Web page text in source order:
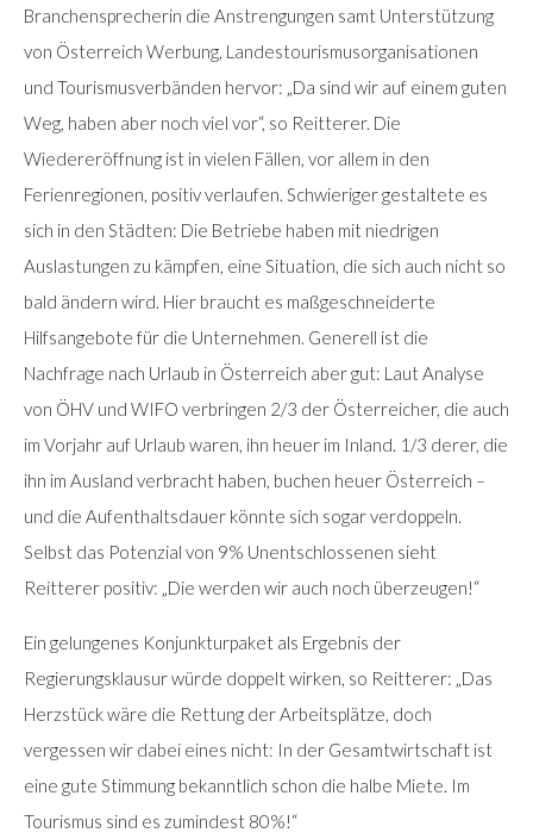
Branchensprecherin die Anstrengungen samt Unterstützung
von Österreich Werbung, Landestourismusorganisationen
und Tourismusverbänden hervor: „Da sind wir auf einem guten
Weg, haben aber noch viel vor“, so Reitterer. Die
Wiedereröffnung ist in vielen Fällen, vor allem in den
Ferienregionen, positiv verlaufen. Schwieriger gestaltete es
sich in den Städten: Die Betriebe haben mit niedrigen
Auslastungen zu kämpfen, eine Situation, die sich auch nicht so
bald ändern wird. Hier braucht es maßgeschneiderte
Hilfsangebote für die Unternehmen. Generell ist die
Nachfrage nach Urlaub in Österreich aber gut: Laut Analyse
von ÖHV und WIFO verbringen 2/3 der Österreicher, die auch
im Vorjahr auf Urlaub waren, ihn heuer im Inland. 1/3 derer, die
ihn im Ausland verbracht haben, buchen heuer Österreich –
und die Aufenthaltsdauer könnte sich sogar verdoppeln.
Selbst das Potenzial von 9% Unentschlossenen sieht
Reitterer positiv: „Die werden wir auch noch überzeugen!“
Ein gelungenes Konjunkturpaket als Ergebnis der
Regierungsklausur würde doppelt wirken, so Reitterer: „Das
Herzstück wäre die Rettung der Arbeitsplätze, doch
vergessen wir dabei eines nicht: In der Gesamtwirtschaft ist
eine gute Stimmung bekanntlich schon die halbe Miete. Im
Tourismus sind es zumindest 80%!“